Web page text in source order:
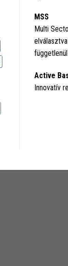
MSS
Multi
Active
Innovatív